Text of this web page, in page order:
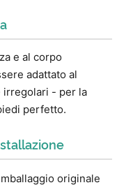
e al corpo
adattato al
irregolari - per la
perfetto.
originale